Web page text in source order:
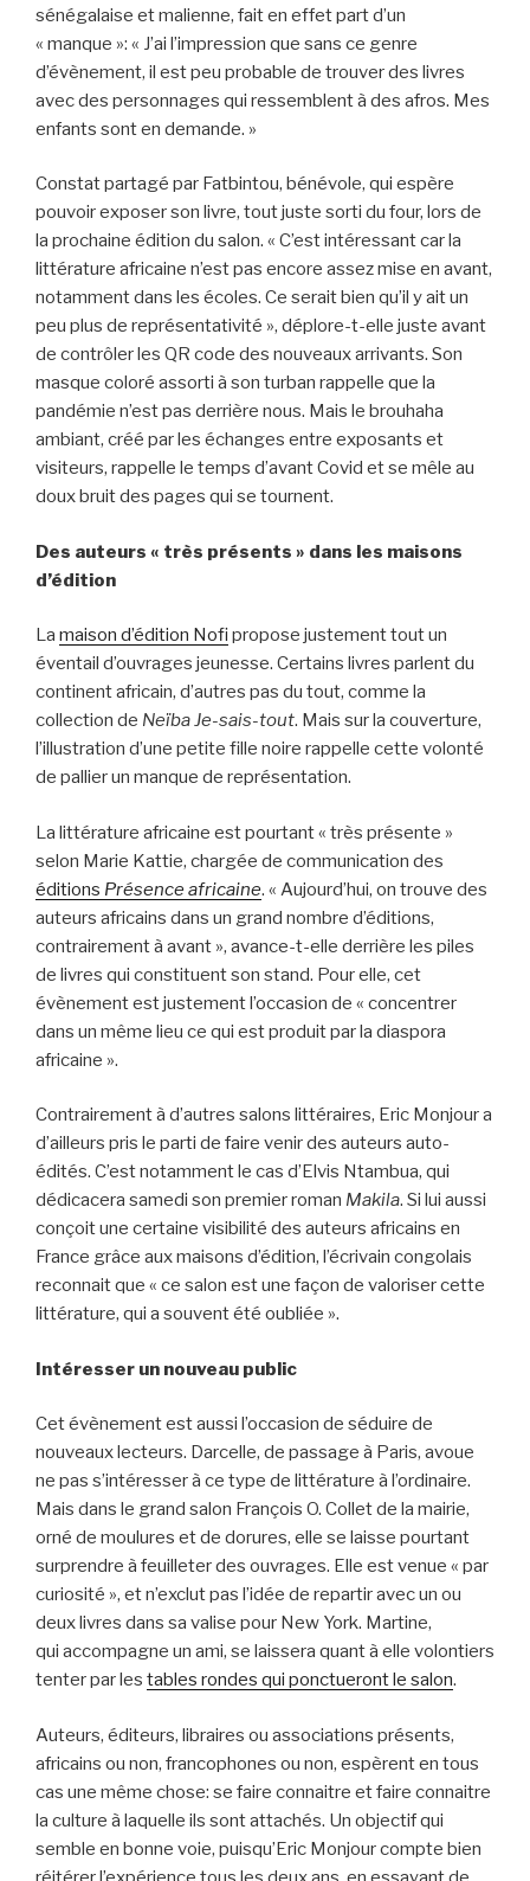
sénégalaise et malienne, fait en effet part d’un
« manque »: « J’ai l’impression que sans ce genre
d’évènement, il est peu probable de trouver des livres
avec des personnages qui ressemblent à des afros. Mes
enfants sont en demande. »
Constat partagé par Fatbintou, bénévole, qui espère
pouvoir exposer son livre, tout juste sorti du four, lors de
la prochaine édition du salon. « C’est intéressant car la
littérature africaine n’est pas encore assez mise en avant,
notamment dans les écoles. Ce serait bien qu’il y ait un
peu plus de représentativité », déplore-t-elle juste avant
de contrôler les QR code des nouveaux arrivants. Son
masque coloré assorti à son turban rappelle que la
pandémie n’est pas derrière nous. Mais le brouhaha
ambiant, créé par les échanges entre exposants et
visiteurs, rappelle le temps d’avant Covid et se mêle au
doux bruit des pages qui se tournent.
Des auteurs « très présents » dans les maisons
d’édition
La maison d’édition Nofipropose justement tout un
éventail d’ouvrages jeunesse. Certains livres parlent du
continent africain, d’autres pas du tout, comme la
collection de Neïba Je-sais-tout. Mais sur la couverture,
l’illustration d’une petite fille noire rappelle cette volonté
de pallier un manque de représentation.
La littérature africaine est pourtant « très présente »
selon Marie Kattie, chargée de communication des
éditions Présence africaine. « Aujourd’hui, on trouve des
auteurs africains dans un grand nombre d’éditions,
contrairement à avant », avance-t-elle derrière les piles
de livres qui constituent son stand. Pour elle, cet
évènement est justement l’occasion de « concentrer
dans un même lieu ce qui est produit par la diaspora
africaine ».
Contrairement à d’autres salons littéraires, Eric Monjour a
d’ailleurs pris le parti de faire venir des auteurs auto-
édités. C’est notamment le cas d’Elvis Ntambua, qui
dédicacera samedi son premier roman Makila. Si lui aussi
conçoit une certaine visibilité des auteurs africains en
France grâce aux maisons d’édition, l’écrivain congolais
reconnait que « ce salon est une façon de valoriser cette
littérature, qui a souvent été oubliée ».
Intéresser un nouveau public
Cet évènement est aussi l’occasion de séduire de
nouveaux lecteurs. Darcelle, de passage à Paris, avoue
ne pas s’intéresser à ce type de littérature à l’ordinaire.
Mais dans le grand salon François O. Collet de la mairie,
orné de moulures et de dorures, elle se laisse pourtant
surprendre à feuilleter des ouvrages. Elle est venue « par
curiosité », et n’exclut pas l’idée de repartir avec un ou
deux livres dans sa valise pour New York. Martine,
qui accompagne un ami, se laissera quant à elle volontiers
tenter par les tables rondes qui ponctueront le salon.
Auteurs, éditeurs, libraires ou associations présents,
africains ou non, francophones ou non, espèrent en tous
cas une même chose: se faire connaitre et faire connaitre
la culture à laquelle ils sont attachés. Un objectif qui
semble en bonne voie, puisqu’Eric Monjour compte bien